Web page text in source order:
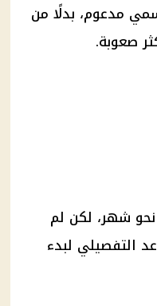
مدعوم، بدلًا من
صعوبة.
نحو شهر، لكن لم
التفصيلي لبدء